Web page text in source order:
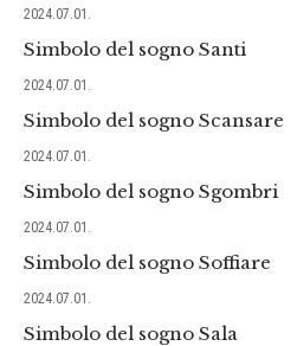
2024.07.01.
Simbolo del sogno Santi
2024.07.01.
Simbolo del sogno Scansare
2024.07.01.
Simbolo del sogno Sgombri
2024.07.01.
Simbolo del sogno Soffiare
2024.07.01.
Simbolo del sogno Sala